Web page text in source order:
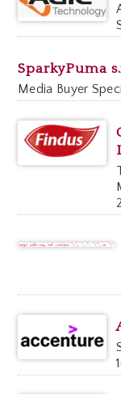
SparkyPuma
Media Buyer